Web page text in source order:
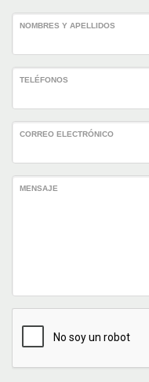
NOMBRES Y APELLIDOS
TELÉFONOS
CORREO ELECTRÓNICO
MENSAJE